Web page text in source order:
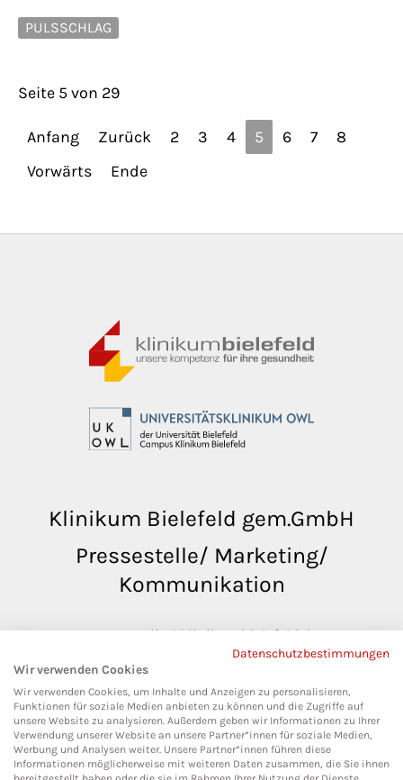
PULSSCHLAG
Seite 5 von 29
Anfang Zurück 2 3 4 5 6 7
8
Vorwärts
Ende
Klinikum Bielefeld gem.GmbH
Pressestelle/ Marketing/
Kommunikation
pressestelle@klinikumbielefeld.de
Teutoburger Str. 50
33604 Bielefeld
Social Media
Datenschutzbestimmungen
Wir verwenden Cookies
Wir verwenden Cookies, um Inhalte und Anzeigen zu personalisieren,
Funktionen für soziale Medien anbieten zu können und die Zugriffe auf
unsere Website zu analysieren. Außerdem geben wir Informationen zu Ihrer
Verwendung unserer Website an unsere Partner*innen für soziale Medien,
Werbung und Analysen weiter. Unsere Partner*innen führen diese
Informationen möglicherweise mit weiteren Daten zusammen, die Sie ihnen